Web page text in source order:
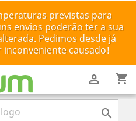
previstas para
envios poderão ter a sua
Pedimos desde já
causado!
shopping_cart

